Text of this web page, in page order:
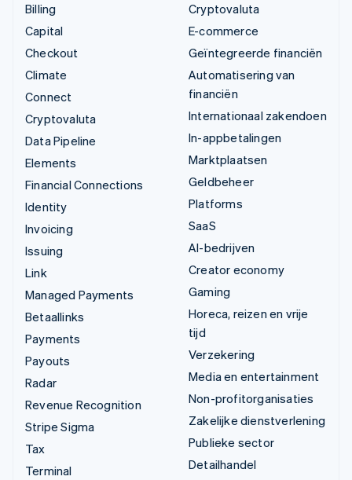
Billing
Capital
Checkout
Climate
Connect
Cryptovaluta
Data Pipeline
Elements
Financial Connections
Identity
Invoicing
Issuing
Link
Managed Payments
Betaallinks
Payments
Payouts
Radar
Revenue Recognition
Stripe Sigma
Tax
Terminal
Cryptovaluta
E-commerce
Geïntegreerde financiën
Automatisering van
financiën
Internationaal zakendoen
In-appbetalingen
Marktplaatsen
Geldbeheer
Platforms
SaaS
AI-bedrijven
Creator economy
Gaming
Horeca, reizen en vrije
tijd
Verzekering
Media en entertainment
Non-profitorganisaties
Zakelijke dienstverlening
Publieke sector
Detailhandel